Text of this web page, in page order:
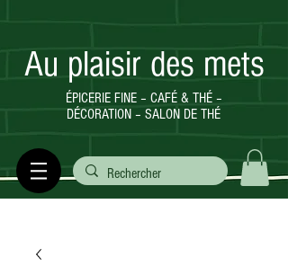
ÉPICERIE FINE – CAFÉ & THÉ –
DÉCORATION – SALON DE THÉ
Au plaisir des mets